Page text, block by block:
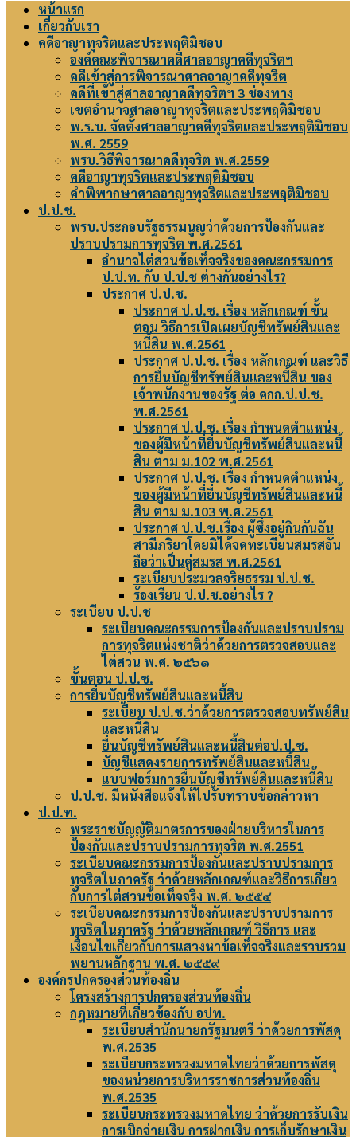
Menu หน้าแรก
เกี่ยวกับเรา
คดีอาญาทุจริตและประพฤติมิชอบ
องค์คณะพิจารณาคดีศาลอาญาคดีทุจริตฯ
คดีเข้าสู่การพิจารณาศาลอาญาคดีทุจริต
คดีที่เข้าสู่ศาลอาญาคดีทุจริตฯ 3 ช่องทาง
เขตอำนาจศาลอาญาทุจริตและประพฤติมิชอบ
พ.ร.บ. จัดตั้งศาลอาญาคดีทุจริตและประพฤติมิชอบ
พ.ศ. 2559
พรบ.วิธีพิจารณาคดีทุจริต พ.ศ.2559
คดีอาญาทุจริตและประพฤติมิชอบ
คำพิพากษาศาลอาญาทุจริตและประพฤติมิชอบ
ป.ป.ช.
พรบ.ประกอบรัฐธรรมนูญว่าด้วยการป้องกันและ
ปราบปรามการทุจริต พ.ศ.2561
อำนาจไต่สวนข้อเท็จจริงของคณะกรรมการ
ป.ป.ท. กับ ป.ป.ช ต่างกันอย่างไร?
ประกาศ ป.ป.ช.
ประกาศ ป.ป.ช. เรื่อง หลักเกณฑ์ ขั้น
ตอน วิธีการเปิดเผยบัญชีทรัพย์สินและ
หนี้สิน พ.ศ.2561
ประกาศ ป.ป.ช. เรื่อง หลักเกณฑ์ และวิธี
การยื่นบัญชีทรัพย์สินและหนี้สิน ของ
เจ้าพนักงานของรัฐ ต่อ คกก.ป.ป.ช.
พ.ศ.2561
ประกาศ ป.ป.ช. เรื่อง กำหนดตำแหน่ง
ของผู้มีหน้าที่ยื่นบัญชีทรัพย์สินและหนี้
สิน ตาม ม.102 พ.ศ.2561
ประกาศ ป.ป.ช. เรื่อง กำหนดตำแหน่ง
ของผู้มีหน้าที่ยื่นบัญชีทรัพย์สินและหนี้
สิน ตาม ม.103 พ.ศ.2561
ประกาศ ป.ป.ช.เรื่อง ผู้ซึ่งอยู่กินกันฉัน
สามีภริยาโดยมิได้จดทะเบียนสมรสอัน
ถือว่าเป็นคู่สมรส พ.ศ.2561
ระเบียบประมวลจริยธรรม ป.ป.ช.
ร้องเรียน ป.ป.ช.อย่างไร ?
ระเบียบ ป.ป.ช
ระเบียบคณะกรรมการป้องกันและปราบปราม
การทุจริตแห่งชาติว่าด้วยการตรวจสอบและ
ไต่สวน พ.ศ. ๒๕๖๑
ขั้นตอน ป.ป.ช.
การยื่นบัญชีทรัพย์สินและหนี้สิน
ระเบียบ ป.ป.ช.ว่าด้วยการตรวจสอบทรัพย์สิน
และหนี้สิน
ยื่นบัญชีทรัพย์สินและหนี้สินต่อป.ป.ช.
บัญชีแสดงรายการทรัพย์สินและหนี้สิน
แบบฟอร์มการยื่นบัญชีทรัพย์สินและหนี้สิน
ป.ป.ช. มีหนังสือแจ้งให้ไปรับทราบข้อกล่าวหา
ป.ป.ท.
พระราชบัญญัติมาตรการของฝ่ายบริหารในการ
ป้องกันและปราบปรามการทุจริต พ.ศ.2551
ระเบียบคณะกรรมการป้องกันและปราบปรามการ
ทุจริตในภาครัฐ ว่าด้วยหลักเกณฑ์และวิธีการเกี่ยว
กับการไต่สวนข้อเท็จจริง พ.ศ. ๒๕๕๔
ระเบียบคณะกรรมการป้องกันและปราบปรามการ
ทุจริตในภาครัฐ ว่าด้วยหลักเกณฑ์ วิธีการ และ
เงื่อนไขเกี่ยวกับการแสวงหาข้อเท็จจริงและรวบรวม
พยานหลักฐาน พ.ศ. ๒๕๕๙
องค์กรปกครองส่วนท้องถิ่น
โครงสร้างการปกครองส่วนท้องถิ่น
กฎหมายที่เกี่ยวข้องกับ อปท.
ระเบียบสำนักนายกรัฐมนตรี ว่าด้วยการพัสดุ
พ.ศ.2535
ระเบียบกระทรวงมหาดไทยว่าด้วยการพัสดุ
ของหน่วยการบริหารราชการส่วนท้องถิ่น
พ.ศ.2535
ระเบียบกระทรวงมหาดไทย ว่าด้วยการรับเงิน
การเบิกจ่ายเงิน การฝากเงิน การเก็บรักษาเงิน